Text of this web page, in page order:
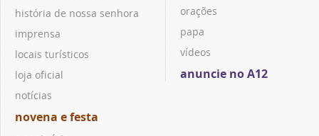
história de nossa senhora
imprensa
locais turísticos
loja oficial
notícias
novena e festa
orações
papa
vídeos
anuncie no A12